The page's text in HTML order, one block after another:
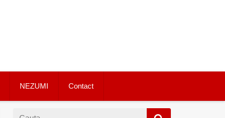
NEZUMI Contact
Cauta